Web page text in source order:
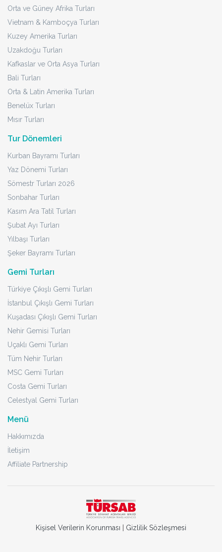
Orta ve Güney Afrika Turları
Vietnam & Kamboçya Turları
Kuzey Amerika Turları
Uzakdoğu Turları
Kafkaslar ve Orta Asya Turları
Bali Turları
Orta & Latin Amerika Turları
Benelüx Turları
Mısır Turları
Tur Dönemleri
Kurban Bayramı Turları
Yaz Dönemi Turları
Sömestr Turları 2026
Sonbahar Turları
Kasım Ara Tatil Turları
Şubat Ayı Turları
Yılbaşı Turları
Şeker Bayramı Turları
Gemi Turları
Türkiye Çıkışlı Gemi Turları
İstanbul Çıkışlı Gemi Turları
Kuşadası Çıkışlı Gemi Turları
Nehir Gemisi Turları
Uçaklı Gemi Turları
Tüm Nehir Turları
MSC Gemi Turları
Costa Gemi Turları
Celestyal Gemi Turları
Menü
Hakkımızda
İletişim
Affiliate Partnership
Kişisel Verilerin Korunması Gizlilik Sözleşmesi